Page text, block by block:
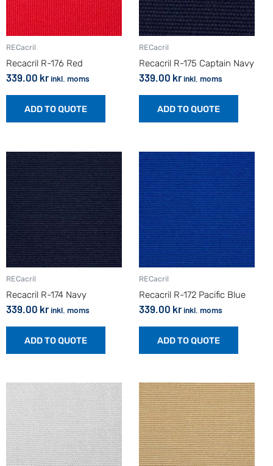
RECacril
Recacril R-176 Red
339.00 krinkl. moms
ADD TO QUOTE
RECacril
Recacril R-175 Captain Navy
339.00 krinkl. moms
ADD TO QUOTE
RECacril
Recacril R-174 Navy
339.00 krinkl. moms
ADD TO QUOTE
RECacril
Recacril R-172 Pacific Blue
339.00 krinkl. moms
ADD TO QUOTE